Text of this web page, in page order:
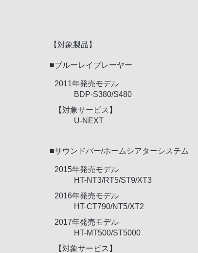
【対象製品】
■ブルーレイプレーヤー
2011年発売モデル
BDP-S380/S480
【対象サービス】
U-NEXT
■サウンドバー/ホームシアターシステム
2015年発売モデル
HT-NT3/RT5/ST9/XT3
2016年発売モデル
HT-CT790/NT5/XT2
2017年発売モデル
HT-MT500/ST5000
【対象サービス】